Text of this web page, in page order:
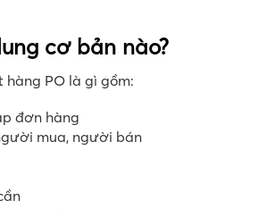
cơ bản nào?
PO là gì gồm:
đơn hàng
mua, người bán